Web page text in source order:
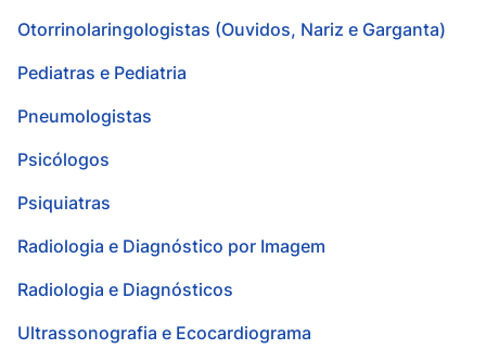
Otorrinolaringologistas (Ouvidos, Nariz e Garganta)
Pediatras e Pediatria
Pneumologistas
Psicólogos
Psiquiatras
Radiologia e Diagnóstico por Imagem
Radiologia e Diagnósticos
Ultrassonografia e Ecocardiograma